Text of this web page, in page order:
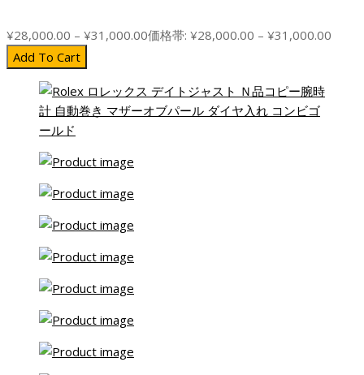
¥28,000.00 – ¥31,000.00価格帯: ¥28,000.00 – ¥31,000.00
Add To Cart